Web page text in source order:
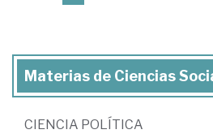
Materias de Ciencias
CIENCIA POLÍTICA